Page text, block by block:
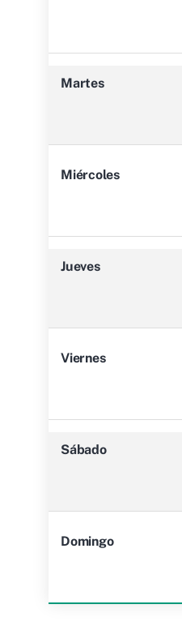
Martes
Miércoles
Jueves
Viernes
Sábado
Domingo